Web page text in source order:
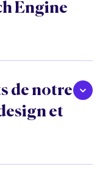
Engine
de notre
et